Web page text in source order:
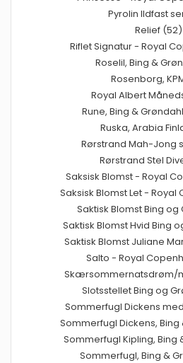
Pyrolin Ildfast
Relief (52)
Riflet Signatur - Royal
Roselil, Bing &
Rosenborg,
Royal Albert
Rune, Bing &
Ruska, Arabia
Rørstrand Mah-Jong
Rørstrand Stel
Saksisk Blomst - Royal
Saksisk Blomst Let -
Saktisk Blomst Bing
Saktisk Blomst Hvid Bing
Saktisk Blomst Juliane
Salto - Royal
Skærsommernatsdrøm/
Slotsstellet Bing og
Sommerfugl Dickens
Sommerfugl Dickens,
Sommerfugl Kipling, Bing
Sommerfugl, Bing &